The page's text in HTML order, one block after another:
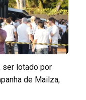
ser lotado por
de Mailza,